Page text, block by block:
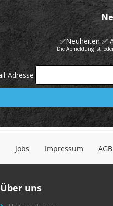
Jobs Impressum AGB
Über uns